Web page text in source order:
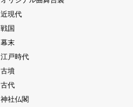
近現代
戦国
幕末
江戸時代
古墳
古代
神社仏閣